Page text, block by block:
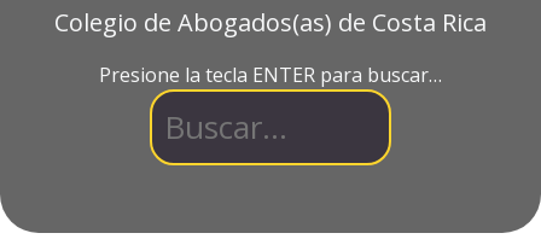
Colegio de Abogados(as) de Costa Rica
Presione la tecla ENTER para buscar…